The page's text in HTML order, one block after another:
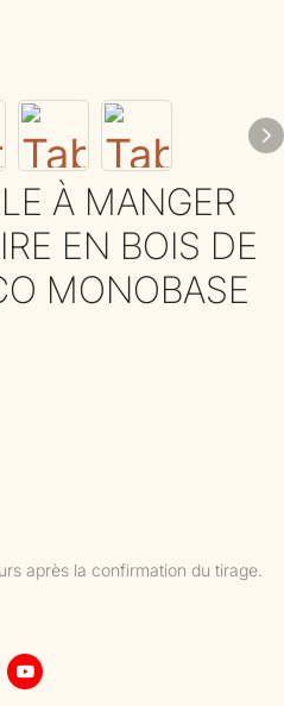
À MANGER
EN BOIS DE
MONOBASE
après la confirmation du tirage.